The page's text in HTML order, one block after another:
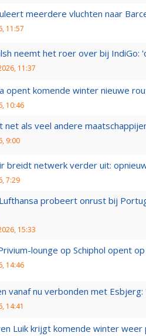
meerdere vluchten naar
11:57
neemt het roer over bij IndiGo:
11:37
opent komende winter nieuwe
10:46
net als veel andere
9:00
breidt netwerk verder uit:
7:29
probeert onrust bij
15:33
lounge op Schiphol opent
14:46
vanaf nu verbonden met
14:41
Luik krijgt komende winter